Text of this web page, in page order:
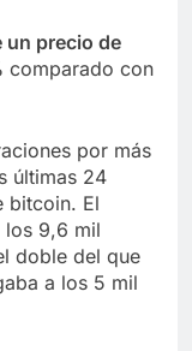
un precio de
comparado con
por más
últimas 24
bitcoin. El
los 9,6 mil
doble del que
a los 5 mil